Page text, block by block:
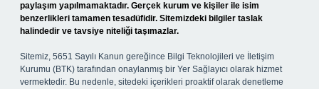
paylaşım yapılmamaktadır. Gerçek kurum ve kişiler ile isim
benzerlikleri tamamen tesadüfidir. Sitemizdeki bilgiler taslak
halindedir ve tavsiye niteliği taşımazlar.
Sitemiz, 5651 Sayılı Kanun gereğince Bilgi Teknolojileri ve İletişim
Kurumu (BTK) tarafından onaylanmış bir Yer Sağlayıcı olarak hizmet
vermektedir. Bu nedenle, sitedeki içerikleri proaktif olarak denetleme